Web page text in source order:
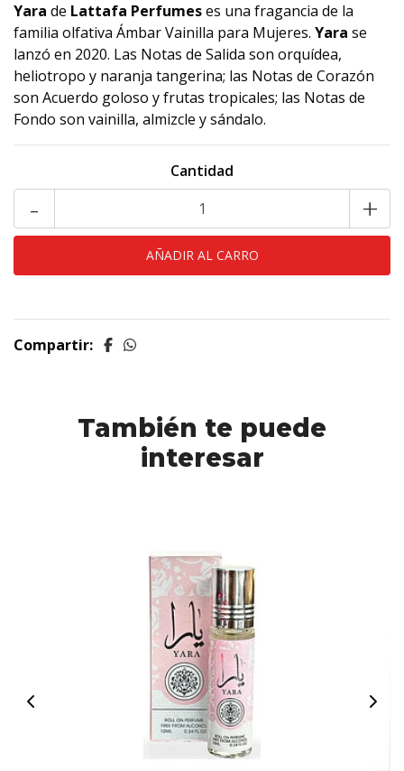
Yara de Lattafa Perfumeses una fragancia de la
familia olfativa Ámbar Vainilla para Mujeres. Yara se
lanzó en 2020. Las Notas de Salida son orquídea,
heliotropo y naranja tangerina; las Notas de Corazón
son Acuerdo goloso y frutas tropicales; las Notas de
Fondo son vainilla, almizcle y sándalo.
Cantidad
- +
Compartir:
También te puede
interesar